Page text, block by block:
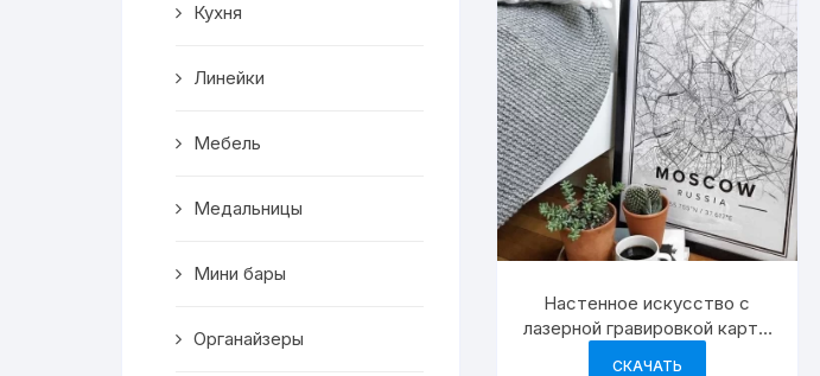
Транспорт
Настенное искусство с
лазерной гравировкой карты
СКАЧАТЬ
Кухня
Линейки
Мебель
Медальницы
Мини бары
Органайзеры